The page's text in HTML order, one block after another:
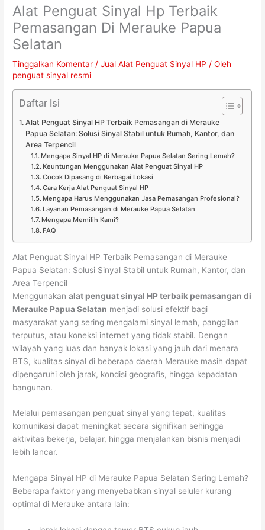
Alat Penguat Sinyal Hp Terbaik
Pemasangan Di Merauke Papua
Selatan
Tinggalkan Komentar /Jual Alat Penguat Sinyal HP / Oleh
penguat sinyal resmi
Daftar Isi
Alat Penguat Sinyal HP Terbaik Pemasangan di Merauke
Papua Selatan: Solusi Sinyal Stabil untuk Rumah, Kantor, dan
Area Terpencil
Mengapa Sinyal HP di Merauke Papua Selatan Sering Lemah?
Keuntungan Menggunakan Alat Penguat Sinyal HP
Cocok Dipasang di Berbagai Lokasi
Cara Kerja Alat Penguat Sinyal HP
Mengapa Harus Menggunakan Jasa Pemasangan Profesional?
Layanan Pemasangan di Merauke Papua Selatan
Mengapa Memilih Kami?
FAQ
Alat Penguat Sinyal HP Terbaik Pemasangan di Merauke
Papua Selatan: Solusi Sinyal Stabil untuk Rumah, Kantor, dan
Area Terpencil
Menggunakanalat penguat sinyal HP terbaik pemasangan di
Merauke Papua Selatan menjadi solusi efektif bagi
masyarakat yang sering mengalami sinyal lemah, panggilan
terputus, atau koneksi internet yang tidak stabil. Dengan
wilayah yang luas dan banyak lokasi yang jauh dari menara
BTS, kualitas sinyal di beberapa daerah Merauke masih dapat
dipengaruhi oleh jarak, kondisi geografis, hingga kepadatan
bangunan.
Melalui pemasangan penguat sinyal yang tepat, kualitas
komunikasi dapat meningkat secara signifikan sehingga
aktivitas bekerja, belajar, hingga menjalankan bisnis menjadi
lebih lancar.
Mengapa Sinyal HP di Merauke Papua Selatan Sering Lemah?
Beberapa faktor yang menyebabkan sinyal seluler kurang
optimal di Merauke antara lain: